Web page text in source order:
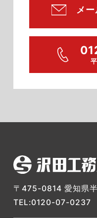
メ
〒475-0814 愛知県
TEL:0120-07-0237